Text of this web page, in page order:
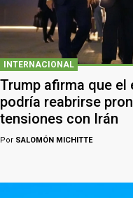
INTERNACIONAL
Trump afirma que el
podría reabrirse
tensiones con Irán
Por SALOMÓN MICHITTE